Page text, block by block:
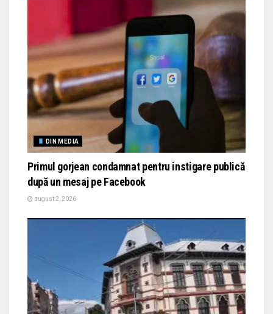
DIN MEDIA
Primul gorjean condamnat pentru instigare publică
după un mesaj pe Facebook
august 2, 2026